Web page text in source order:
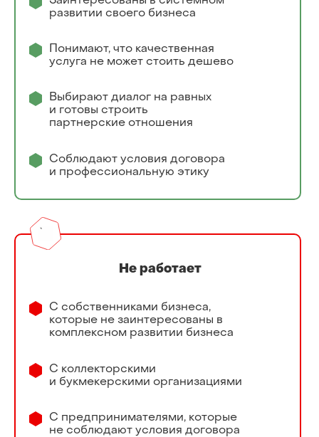
Не работает
развитии своего бизнеса
С собственниками бизнеса,
которые не заинтересованы в
комплексном развитии бизнеса
Понимают, что качественная
услуга не может стоить дешево
С коллекторскими
и букмекерскими организациями
Выбирают диалог на равных
и готовы строить
партнерские отношения
С предпринимателями, которые
не соблюдают условия договора
Соблюдают условия договора
и профессиональную этику